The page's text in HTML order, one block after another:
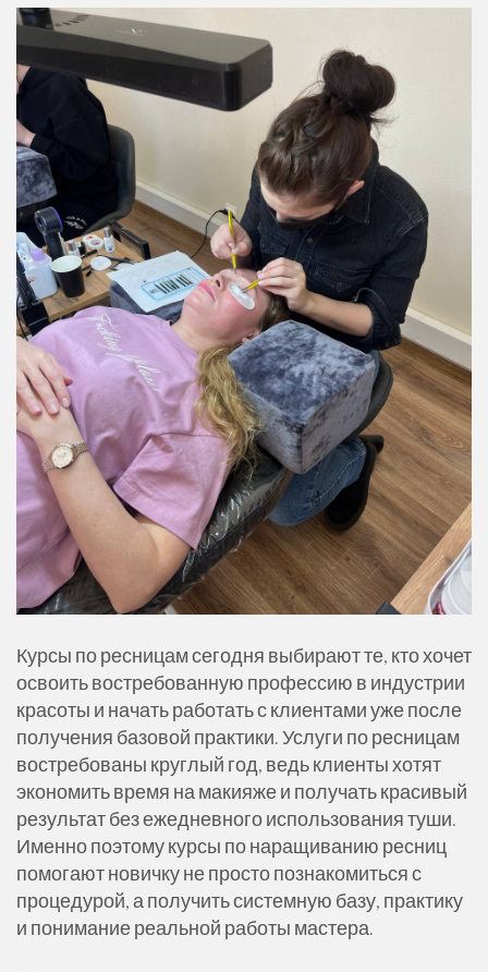
Курсы по ресницам сегодня выбирают те, кто хочет
освоить востребованную профессию в индустрии
красоты и начать работать с клиентами уже после
получения базовой практики. Услуги по ресницам
востребованы круглый год, ведь клиенты хотят
экономить время на макияже и получать красивый
результат без ежедневного использования туши.
Именно поэтому курсы по наращиванию ресниц
помогают новичку не просто познакомиться с
процедурой, а получить системную базу, практику
и понимание реальной работы мастера.